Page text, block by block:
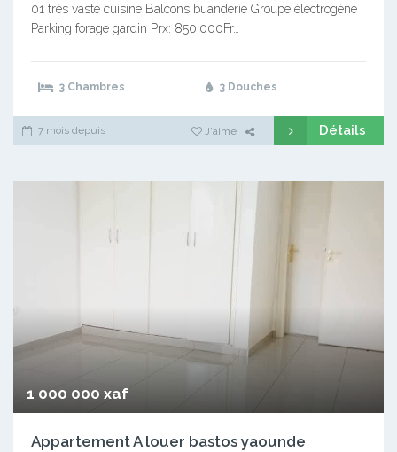
01 très vaste cuisine Balcons buanderie Groupe électrogène
Parking forage gardin Prx: 850.000Fr…
3 Chambres 3 Douches
7 mois depuis J'aime Détails
1 000 000 xaf
Appartement A louer bastos yaounde